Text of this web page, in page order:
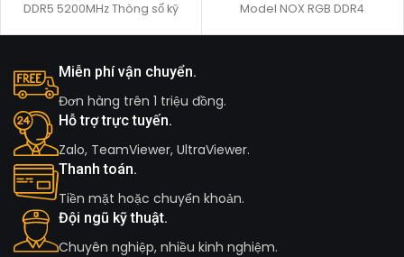
DDR5 5200MHz Thông số kỹ
Model NOX RGB DDR4
Miễn phí vận chuyển.
Đơn hàng trên 1 triệu đồng.
Hỗ trợ trực tuyến.
Zalo, TeamViewer, UltraViewer.
Thanh toán.
Tiền mặt hoặc chuyển khoản.
Đội ngũ kỹ thuật.
Chuyên nghiệp, nhiều kinh nghiệm.